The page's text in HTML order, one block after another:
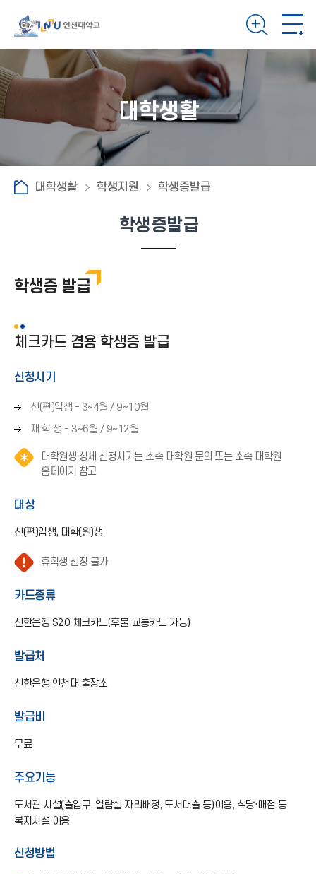
대학생활
대학생활 학생지원 학생증발급
학생증발급
학생증 발급
체크카드 겸용 학생증 발급
신청시기
오
른
쪽
화
살
→
)
신(편)입생 - 3~4월 / 9~10월
오
쪽
표
→
재 학 생 - 3~6월 / 9~12월
대학원생 상세 신청시기는 소속 대학원 문의 또는 소속 대학원
홈페이지 참고알
아
콘
대상
신(편)입생, 대학(원)생
휴학생 신청 불가주
낌
콘
카드종류
신한은행 S20 체크카드(후불·교통카드 가능)
발급처
신한은행 인천대 출장소
발급비
무료
주요기능
도서관 시설(출입구, 열람실 자리배정, 도서대출 등)이용, 식당·매점 등
복지시설 이용
신청방법